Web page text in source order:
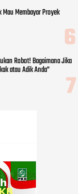
Membayar Proyek
Robot! Bagaimana Jika
atau Adik Anda"